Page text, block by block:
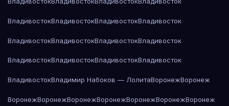
ВладивостокВладивостокВладивостокВладивосток
ВладивостокВладивостокВладивостокВладивосток
ВладивостокВладивостокВладивостокВладивосток
ВладивостокВладимир Набоков — ЛолитаВоронежВоронеж
ВоронежВоронежВоронежВоронежВоронежВоронежВоронеж